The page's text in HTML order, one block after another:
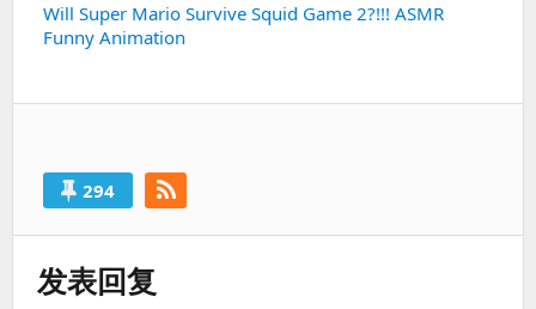
下
一
Will Super Mario Survive Squid Game 2?!!! ASMR
Funny Animation
294
发表回复